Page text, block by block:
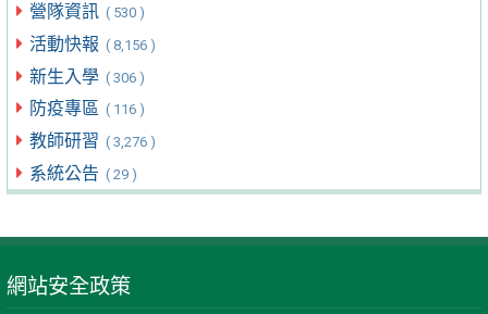
營隊資訊 ( 530 )
活動快報 ( 8,156 )
新生入學 ( 306 )
防疫專區 ( 116 )
教師研習 ( 3,276 )
系統公告 ( 29 )
網站安全政策